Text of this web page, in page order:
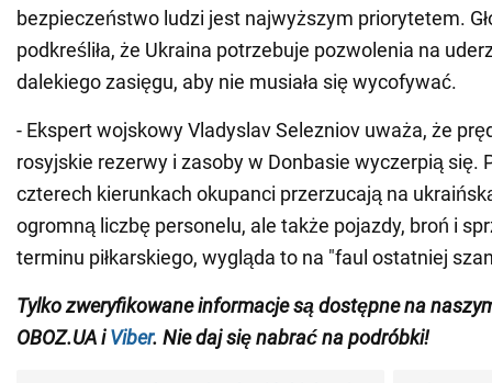
bezpieczeństwo ludzi jest najwyższym priorytetem.
podkreśliła, że Ukraina potrzebuje pozwolenia na
dalekiego zasięgu, aby nie musiała się wycofywać.
- Ekspert wojskowy Vladyslav Selezniov uważa, że
rosyjskie rezerwy i zasoby w Donbasie wyczerpią się.
czterech kierunkach okupanci przerzucają na
ogromną liczbę personelu, ale także pojazdy, broń i
terminu piłkarskiego, wygląda to na "faul ostatniej
Tylko zweryfikowane informacje są dostępne na
OBOZ.UA iViber. Nie daj się nabrać na podróbki!